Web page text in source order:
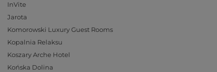
InVite
Jarota
Komorowski Luxury Guest Rooms
Kopalnia Relaksu
Koszary Arche Hotel
Końska Dolina